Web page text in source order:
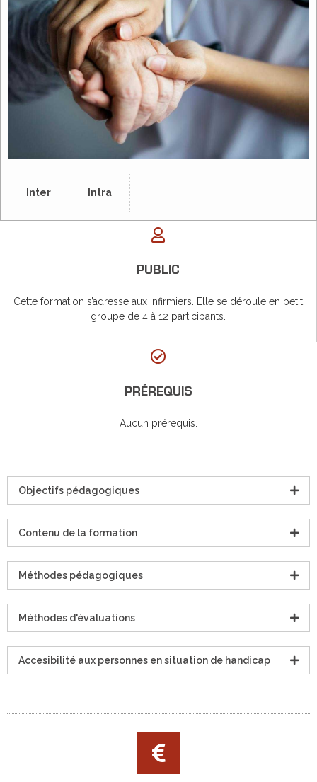
PUBLIC
Cette formation s’adresse aux infirmiers. Elle se déroule en petit
groupe de 4 à 12 participants.
PRÉREQUIS
Aucun prérequis.
Objectifs pédagogiques
Contenu de la formation
Méthodes pédagogiques
Méthodes d'évaluations
Accesibilité aux personnes en situation de handicap
Inter Intra